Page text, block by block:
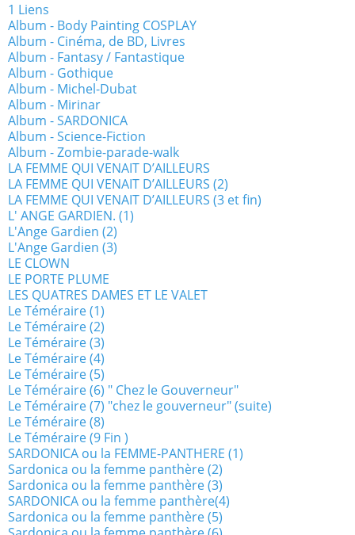
1 Liens
Album - Body Painting COSPLAY
Album - Cinéma, de BD, Livres
Album - Fantasy / Fantastique
Album - Gothique
Album - Michel-Dubat
Album - Mirinar
Album - SARDONICA
Album - Science-Fiction
Album - Zombie-parade-walk
LA FEMME QUI VENAIT D’AILLEURS
LA FEMME QUI VENAIT D’AILLEURS (2)
LA FEMME QUI VENAIT D’AILLEURS (3 et fin)
L' ANGE GARDIEN. (1)
L'Ange Gardien (2)
L'Ange Gardien (3)
LE CLOWN
LE PORTE PLUME
LES QUATRES DAMES ET LE VALET
Le Téméraire (1)
Le Téméraire (2)
Le Téméraire (3)
Le Téméraire (4)
Le Téméraire (5)
Le Téméraire (6) " Chez le Gouverneur"
Le Téméraire (7) "chez le gouverneur" (suite)
Le Téméraire (8)
Le Téméraire (9 Fin )
SARDONICA ou la FEMME-PANTHERE (1)
Sardonica ou la femme panthère (2)
Sardonica ou la femme panthère (3)
SARDONICA ou la femme panthère(4)
Sardonica ou la femme panthère (5)